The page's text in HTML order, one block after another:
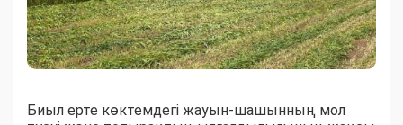
Биыл ерте көктемдегі жауын-шашынның мол